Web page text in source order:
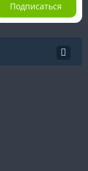
Подписаться